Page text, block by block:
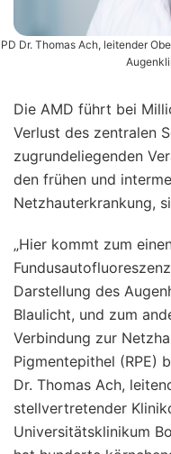
PD Dr. Thomas Ach, leitender
Die AMD führt bei
Verlust des zentralen
zugrundeliegenden
den frühen und
Netzhauterkrankung,
„Hier kommt zum
Darstellung des
Blaulicht, und zum
Verbindung zur
Pigmentepithel (RPE)
Dr. Thomas Ach,
stellvertretender
Universitätsklinikum